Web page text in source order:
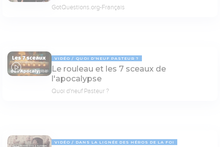
GotQuestions.org-Français
17:03
VIDÉO QUOI D'NEUF PASTEUR ?
Le rouleau et les 7 sceaux de
l'apocalypse
Quoi d'neuf Pasteur ?
VIDÉO DANS LA LIGNÉE DES HÉROS DE LA FOI